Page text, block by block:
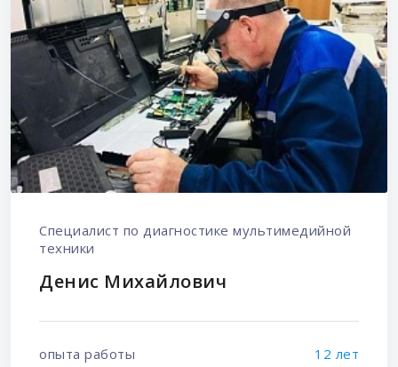
Специалист по диагностике мультимедийной
техники
Денис Михайлович
опыта работы 12 лет